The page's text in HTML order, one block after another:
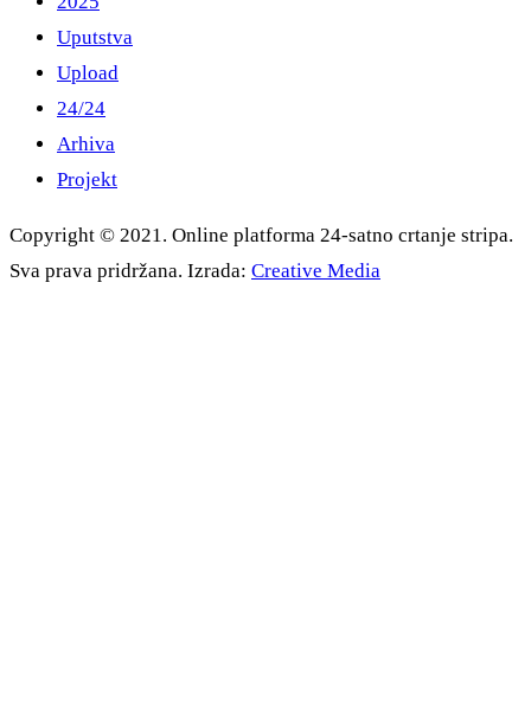
Uputstva
Upload
24/24
Arhiva
Projekt
Copyright © 2021. Online platforma 24-satno crtanje stripa.
Sva prava pridržana. Izrada: Creative Media